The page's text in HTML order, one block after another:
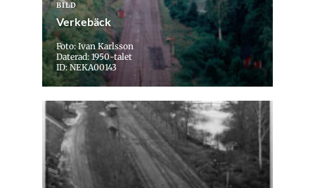
BILD
Verkebäck
Foto: Ivan Karlsson
Daterad: 1950-talet
ID: NEKA00143